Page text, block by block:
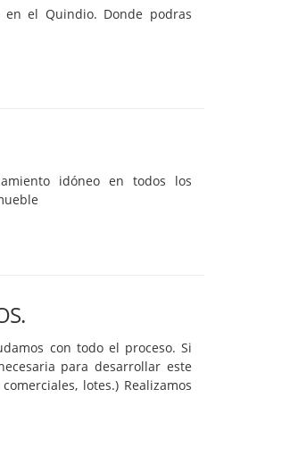
el Quindio. Donde podras
idóneo en todos los
con todo el proceso. Si
para desarrollar este
lotes.) Realizamos